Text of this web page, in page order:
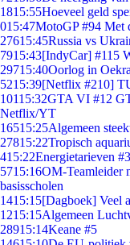
1815:55Hoeveel geld
015:47MotoGP #94 Met
27615:45Russia vs
7915:43[IndyCar] #115
29715:40Oorlog in
5215:39[Netflix #210]
10115:32GTA VI #12
Netflix/YT
16515:25Algemeen
27815:22Tropisch
415:22Energietarieven
5715:16OM-Teamleider
basisscholen
1415:15[Dagboek] Veel
1215:15Algemeen
28915:14Keane #5